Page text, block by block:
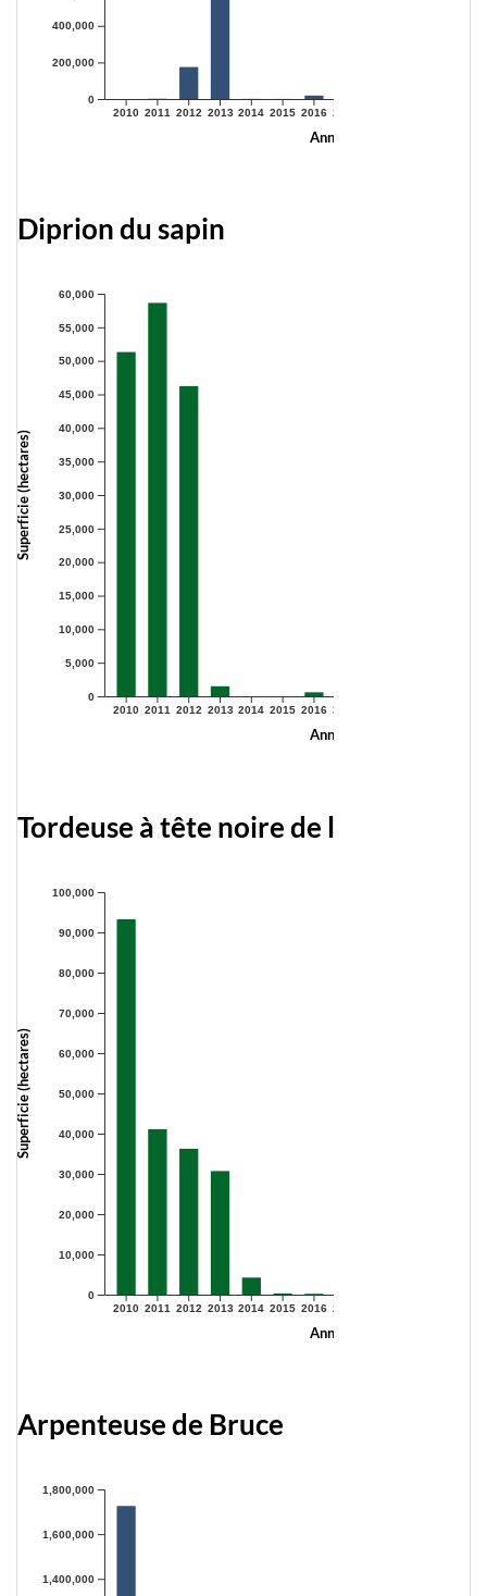
2010 2011 2012 2013 2014 2015 2016 2017
Année
0
200,000
400,000
Diprion du sapin
2010 2011 2012 2013 2014 2015 2016 2017
Année
0
5,000
10,000
15,000
20,000
25,000
30,000
35,000
40,000
45,000
50,000
55,000
60,000
Superficie (hectares)
Tordeuse à tête noire de l'Ouest
2010 2011 2012 2013 2014 2015 2016 2017
Année
0
10,000
20,000
30,000
40,000
50,000
60,000
70,000
80,000
90,000
100,000
Superficie (hectares)
Arpenteuse de Bruce
1,400,000
1,600,000
1,800,000